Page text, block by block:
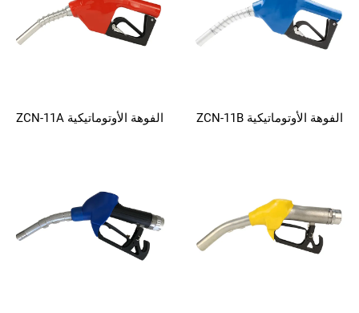
الفوهة الأوتوماتيكية ZCN-11B الفوهة الأوتوماتيكية ZCN-11A